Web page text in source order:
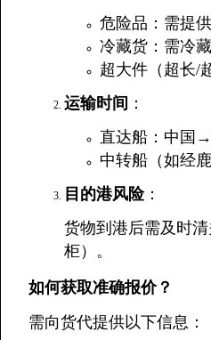
危险品：需提
冷藏货：需冷
超大件（超长/
运输时间 ：
直达船：中国→
中转船（如经
目的港风险：
货物到港后需及时
柜）。
如何获取准确报价？
需向货代提供以下信息：